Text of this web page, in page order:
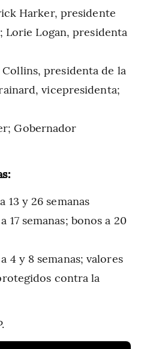
Harker, presidente
Lorie Logan, presidenta
Collins, presidenta de la
vicepresidenta;
Gobernador
13 y 26 semanas
17 semanas; bonos a 20
4 y 8 semanas; valores
contra la